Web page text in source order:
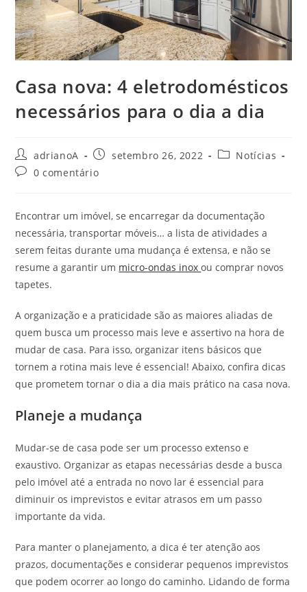
Casa nova: 4 eletrodomésticos
necessários para o dia a dia
Autor
do
post:
adrianoA
Postsetembro 26, 2022
Categoria
Notícias
Comentários
0 comentário
Encontrar um imóvel, se encarregar da documentação
necessária, transportar móveis… a lista de atividades a
serem feitas durante uma mudança é extensa, e não se
resume a garantir um micro-ondas inoxou comprar novos
tapetes.
A organização e a praticidade são as maiores aliadas de
quem busca um processo mais leve e assertivo na hora de
mudar de casa. Para isso, organizar itens básicos que
tornem a rotina mais leve é essencial! Abaixo, confira dicas
que prometem tornar o dia a dia mais prático na casa nova.
Planeje a mudança
Mudar-se de casa pode ser um processo extenso e
exaustivo. Organizar as etapas necessárias desde a busca
pelo imóvel até a entrada no novo lar é essencial para
diminuir os imprevistos e evitar atrasos em um passo
importante da vida.
Para manter o planejamento, a dica é ter atenção aos
prazos, documentações e considerar pequenos imprevistos
que podem ocorrer ao longo do caminho. Lidando de forma